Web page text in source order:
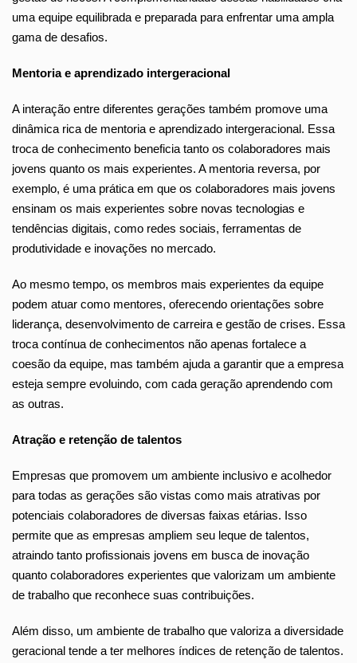
uma equipe equilibrada e preparada para enfrentar uma ampla
gama de desafios.
Mentoria e aprendizado intergeracional
A interação entre diferentes gerações também promove uma
dinâmica rica de mentoria e aprendizado intergeracional. Essa
troca de conhecimento beneficia tanto os colaboradores mais
jovens quanto os mais experientes. A mentoria reversa, por
exemplo, é uma prática em que os colaboradores mais jovens
ensinam os mais experientes sobre novas tecnologias e
tendências digitais, como redes sociais, ferramentas de
produtividade e inovações no mercado.
Ao mesmo tempo, os membros mais experientes da equipe
podem atuar como mentores, oferecendo orientações sobre
liderança, desenvolvimento de carreira e gestão de crises. Essa
troca contínua de conhecimentos não apenas fortalece a
coesão da equipe, mas também ajuda a garantir que a empresa
esteja sempre evoluindo, com cada geração aprendendo com
as outras.
Atração e retenção de talentos
Empresas que promovem um ambiente inclusivo e acolhedor
para todas as gerações são vistas como mais atrativas por
potenciais colaboradores de diversas faixas etárias. Isso
permite que as empresas ampliem seu leque de talentos,
atraindo tanto profissionais jovens em busca de inovação
quanto colaboradores experientes que valorizam um ambiente
de trabalho que reconhece suas contribuições.
Além disso, um ambiente de trabalho que valoriza a diversidade
geracional tende a ter melhores índices de retenção de talentos.